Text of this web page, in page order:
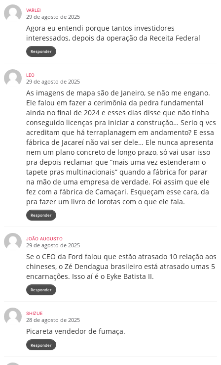
VARLEI
29 de agosto de 2025
Agora eu entendi porque tantos investidores
interessados, depois da operação da Receita Federal
Responder
LEO
29 de agosto de 2025
As imagens de mapa são de Janeiro, se não me engano.
Ele falou em fazer a cerimônia da pedra fundamental
ainda no final de 2024 e esses dias disse que não tinha
conseguido licenças pra iniciar a construção… Serio q vcs
acreditam que há terraplanagem em andamento? E essa
fábrica de Jacareí não vai ser dele… Ele nunca apresenta
nem um plano concreto de longo prazo, só vai usar isso
pra depois reclamar que “mais uma vez estenderam o
tapete pras multinacionais” quando a fábrica for parar
na mão de uma empresa de verdade. Foi assim que ele
fez com a fábrica de Camaçari. Esqueçam esse cara, da
pra fazer um livro de lorotas com o que ele fala.
Responder
JOÃO AUGUSTO
29 de agosto de 2025
Se o CEO da Ford falou que estão atrasado 10 relação aos
chineses, o Zé Dendagua brasileiro está atrasado umas 5
encarnações. Isso aí é o Eyke Batista II.
Responder
SHIZUE
28 de agosto de 2025
Picareta vendedor de fumaça.
Responder